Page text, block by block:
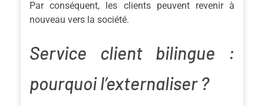
Par conséquent, les clients peuvent revenir à
nouveau vers la société.
Service client bilingue :
pourquoi l’externaliser ?